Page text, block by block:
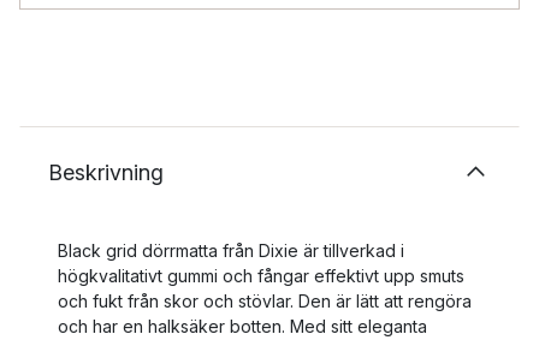
Beskrivning
Black grid dörrmatta från Dixie är tillverkad i
högkvalitativt gummi och fångar effektivt upp smuts
och fukt från skor och stövlar. Den är lätt att rengöra
och har en halksäker botten. Med sitt eleganta